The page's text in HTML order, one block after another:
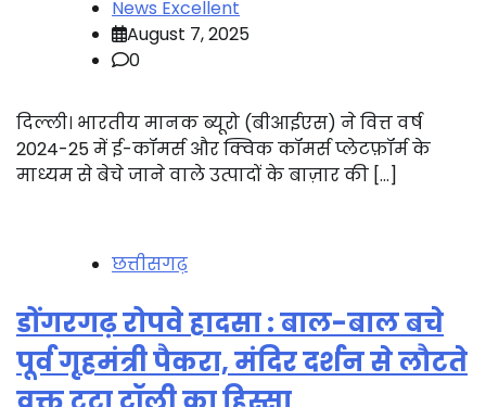
News Excellent
August 7, 2025
0
दिल्ली। भारतीय मानक ब्यूरो (बीआईएस) ने वित्त वर्ष
2024-25 में ई-कॉमर्स और क्विक कॉमर्स प्लेटफ़ॉर्म के
माध्यम से बेचे जाने वाले उत्पादों के बाज़ार की […]
छत्तीसगढ़
डोंगरगढ़ रोपवे हादसा : बाल-बाल बचे
पूर्व गृहमंत्री पैकरा, मंदिर दर्शन से लौटते